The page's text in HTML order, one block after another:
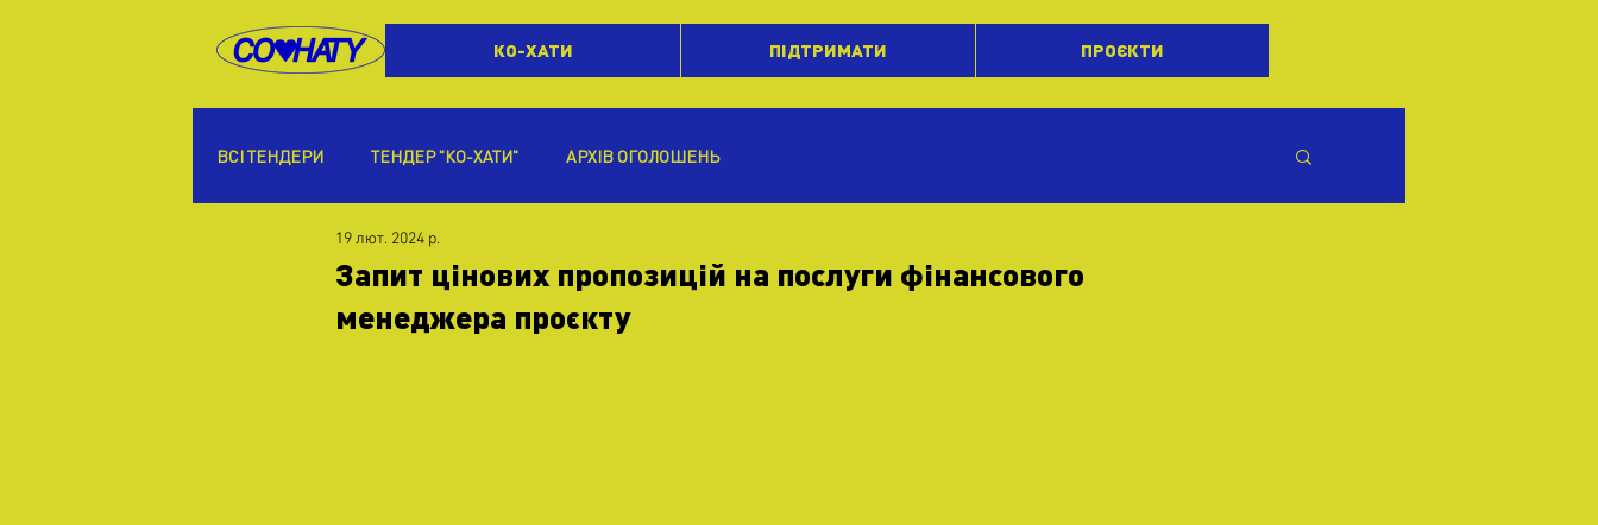
КО-ХАТИ ПІДТРИМАТИ ПРОЄКТИ
ВСІ ТЕНДЕРИ ТЕНДЕР "КО-ХАТИ" АРХІВ ОГОЛОШЕНЬ
Запит цінових пропозицій на послуги фінансового
менеджера проєкту
19 лют. 2024 р.